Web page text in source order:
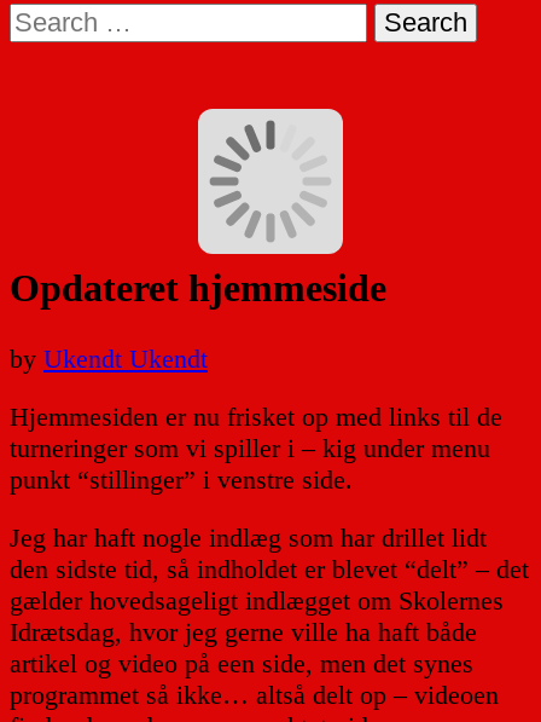
Search
for:
Opdateret hjemmeside
by Ukendt Ukendt
Hjemmesiden er nu frisket op med links til de
turneringer som vi spiller i – kig under menu
punkt “stillinger” i venstre side.
Jeg har haft nogle indlæg som har drillet lidt
den sidste tid, så indholdet er blevet “delt” – det
gælder hovedsageligt indlægget om Skolernes
Idrætsdag, hvor jeg gerne ville ha haft både
artikel og video på een side, men det synes
programmet så ikke… altså delt op – videoen